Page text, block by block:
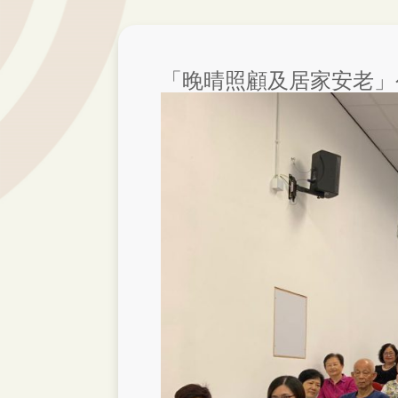
「晚晴照顧及居家安老